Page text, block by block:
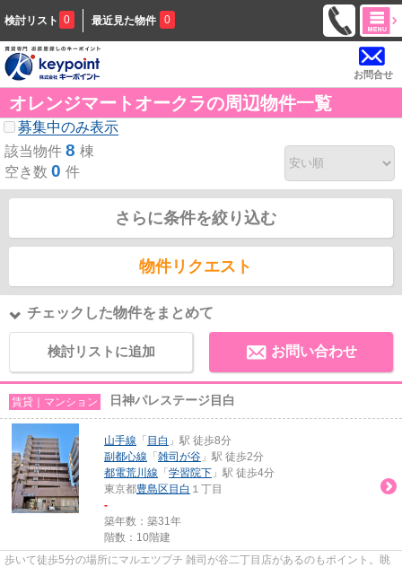
検討リスト 0 最近見た物件 0
お問合せ
オレンジマートオークラの周辺物件一覧
募集中のみ表示
該当物件 8 棟
空き数 0 件
さらに条件を絞り込む
物件リクエスト
チェックした物件をまとめて
検討リストに追加 お問い合わせ
賃貸｜マンション 日神パレステージ目白
山手線 「 目白 」駅 徒歩8分
副都心線 「 雑司が谷 」駅 徒歩2分
都電荒川線 「 学習院下 」駅 徒歩4分
東京都豊島区 目白 １丁目
-
築年数：築31年
階数：10階建
歩いて徒歩5分の場所にマルエツプチ 雑司が谷二丁目店があるのもポイント。眺